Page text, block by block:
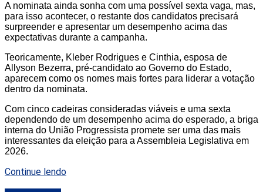
A nominata ainda sonha com uma possível sexta vaga, mas,
para isso acontecer, o restante dos candidatos precisará
surpreender e apresentar um desempenho acima das
expectativas durante a campanha.
Teoricamente, Kleber Rodrigues e Cinthia, esposa de
Allyson Bezerra, pré-candidato ao Governo do Estado,
aparecem como os nomes mais fortes para liderar a votação
dentro da nominata.
Com cinco cadeiras consideradas viáveis e uma sexta
dependendo de um desempenho acima do esperado, a briga
interna do União Progressista promete ser uma das mais
interessantes da eleição para a Assembleia Legislativa em
2026.
Continue lendo